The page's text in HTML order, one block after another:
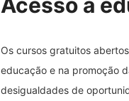
Acesso à
Os cursos gratuitos
educação e na promoção
desigualdades de